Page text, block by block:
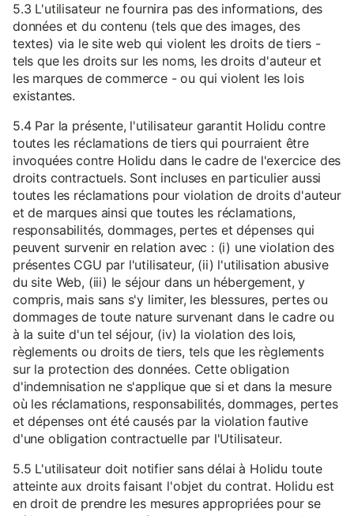
5.3 L'utilisateur ne fournira pas des informations, des
données et du contenu (tels que des images, des
textes) via le site web qui violent les droits de tiers -
tels que les droits sur les noms, les droits d'auteur et
les marques de commerce - ou qui violent les lois
existantes.
5.4 Par la présente, l'utilisateur garantit Holidu contre
toutes les réclamations de tiers qui pourraient être
invoquées contre Holidu dans le cadre de l'exercice des
droits contractuels. Sont incluses en particulier aussi
toutes les réclamations pour violation de droits d'auteur
et de marques ainsi que toutes les réclamations,
responsabilités, dommages, pertes et dépenses qui
peuvent survenir en relation avec : (i) une violation des
présentes CGU par l'utilisateur, (ii) l'utilisation abusive
du site Web, (iii) le séjour dans un hébergement, y
compris, mais sans s'y limiter, les blessures, pertes ou
dommages de toute nature survenant dans le cadre ou
à la suite d'un tel séjour, (iv) la violation des lois,
règlements ou droits de tiers, tels que les règlements
sur la protection des données. Cette obligation
d'indemnisation ne s'applique que si et dans la mesure
où les réclamations, responsabilités, dommages, pertes
et dépenses ont été causés par la violation fautive
d'une obligation contractuelle par l'Utilisateur.
5.5 L'utilisateur doit notifier sans délai à Holidu toute
atteinte aux droits faisant l'objet du contrat. Holidu est
en droit de prendre les mesures appropriées pour se